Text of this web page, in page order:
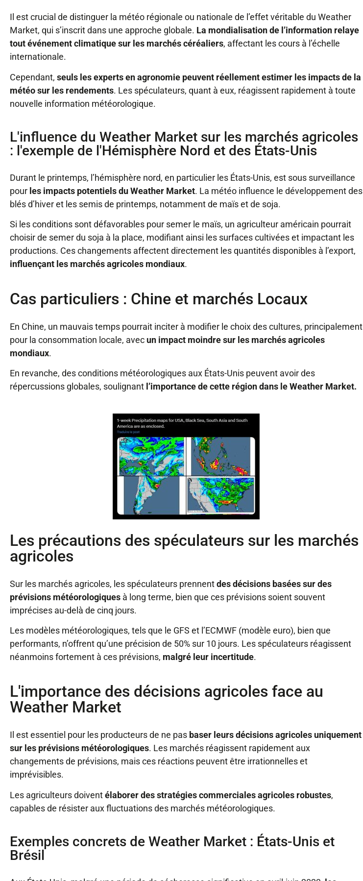
Il est crucial de distinguer la météo régionale ou nationale de l’effet véritable du Weather
Market, qui s’inscrit dans une approche globale. La mondialisation de l’information relaye
tout événement climatique sur les marchés céréaliers, affectant les cours à l’échelle
internationale.
Cependant, seuls les experts en agronomie peuvent réellement estimer les impacts de la
météo sur les rendements. Les spéculateurs, quant à eux, réagissent rapidement à toute
nouvelle information météorologique.
L'influence du Weather Market sur les marchés agricoles
: l'exemple de l'Hémisphère Nord et des États-Unis
Durant le printemps, l’hémisphère nord, en particulier les États-Unis, est sous surveillance
pour les impacts potentiels du Weather Market. La météo influence le développement des
blés d’hiver et les semis de printemps, notamment de maïs et de soja.
Si les conditions sont défavorables pour semer le maïs, un agriculteur américain pourrait
choisir de semer du soja à la place, modifiant ainsi les surfaces cultivées et impactant les
productions. Ces changements affectent directement les quantités disponibles à l’export,
influençant les marchés agricoles mondiaux.
Cas particuliers : Chine et marchés Locaux
En Chine, un mauvais temps pourrait inciter à modifier le choix des cultures, principalement
pour la consommation locale, avec un impact moindre sur les marchés agricoles
mondiaux.
En revanche, des conditions météorologiques aux États-Unis peuvent avoir des
répercussions globales, soulignant l’importance de cette région dans le Weather Market.
Les précautions des spéculateurs sur les marchés
agricoles
Sur les marchés agricoles, les spéculateurs prennentdes décisions basées sur des
prévisions météorologiques à long terme, bien que ces prévisions soient souvent
imprécises au-delà de cinq jours.
Les modèles météorologiques, tels que le GFS et l’ECMWF (modèle euro), bien que
performants, n’offrent qu’une précision de 50% sur 10 jours. Les spéculateurs réagissent
néanmoins fortement à ces prévisions, malgré leur incertitude.
L'importance des décisions agricoles face au
Weather Market
Il est essentiel pour les producteurs de ne pas baser leurs décisions agricoles uniquement
sur les prévisions météorologiques. Les marchés réagissent rapidement aux
changements de prévisions, mais ces réactions peuvent être irrationnelles et
imprévisibles.
Les agriculteurs doiventélaborer desstratégies commerciales agricoles robustes,
capables de résister aux fluctuations des marchés météorologiques.
Exemples concrets de Weather Market : États-Unis et
Brésil